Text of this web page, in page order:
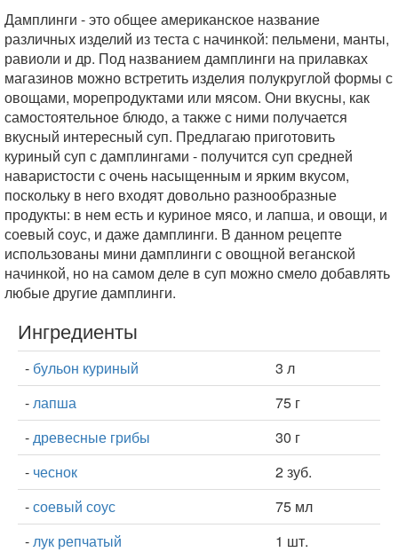
Дамплинги - это общее американское название
различных изделий из теста с начинкой: пельмени, манты,
равиоли и др. Под названием дамплинги на прилавках
магазинов можно встретить изделия полукруглой формы с
овощами, морепродуктами или мясом. Они вкусны, как
самостоятельное блюдо, а также с ними получается
вкусный интересный суп. Предлагаю приготовить
куриный суп с дамплингами - получится суп средней
наваристости с очень насыщенным и ярким вкусом,
поскольку в него входят довольно разнообразные
продукты: в нем есть и куриное мясо, и лапша, и овощи, и
соевый соус, и даже дамплинги. В данном рецепте
использованы мини дамплинги с овощной веганской
начинкой, но на самом деле в суп можно смело добавлять
любые другие дамплинги.
Ингредиенты
- бульон куриный
3 л
-лапша
75 г
-древесные грибы
30 г
- чеснок
2 зуб.
-соевый соус
75 мл
-лук репчатый
1 шт.